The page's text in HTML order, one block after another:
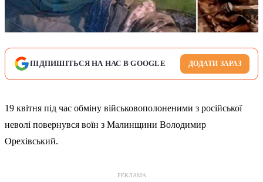
ПІДПИШІТЬСЯ НА НАС В GOOGLE ДОДАТИ ЗАРАЗ
19 квітня під час обміну військовополоненими з російської
неволі повернувся воїн з Малинщини Володимир
Орехівський.
РЕКЛАМА